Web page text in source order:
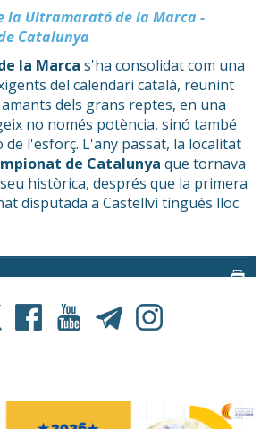
la Ultramarató de la Marca -
Catalunya
la Marca s'ha consolidat com una
del calendari català, reunint
dels grans reptes, en una
no només potència, sinó també
l'esforç. L'any passat, la localitat
de Catalunya que tornava
històrica, després que la primera
disputada a Castellví tingués lloc